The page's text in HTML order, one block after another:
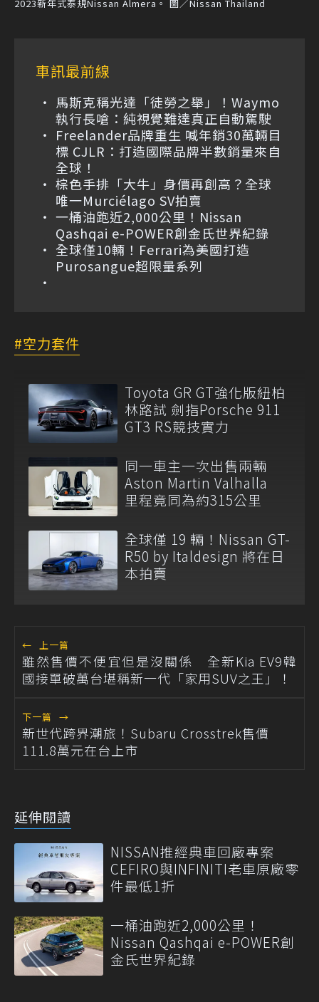
2023新年式泰規Nissan Almera。 圖／Nissan Thailand
車訊最前線
馬斯克稱光達「徒勞之舉」！Waymo
執行長嗆：純視覺難達真正自動駕駛
Freelander品牌重生 喊年銷30萬輛目
標 CJLR：打造國際品牌半數銷量來自
全球！
棕色手排「大牛」身價再創高？全球
唯一Murciélago SV拍賣
一桶油跑近2,000公里！Nissan
Qashqai e-POWER創金氏世界紀錄
全球僅10輛！Ferrari為美國打造
Purosangue超限量系列
空力套件
Toyota GR GT強化版紐柏
林路試 劍指Porsche 911
GT3 RS競技實力
同一車主一次出售兩輛
Aston Martin Valhalla
里程竟同為約315公里
全球僅 19 輛！Nissan GT-
R50 by Italdesign 將在日
本拍賣
← 上一篇
雖然售價不便宜但是沒關係 全新Kia EV9韓
國接單破萬台堪稱新一代「家用SUV之王」！
下一篇 →
新世代跨界潮旅！Subaru Crosstrek售價
111.8萬元在台上市
延伸閱讀
NISSAN推經典車回廠專案
CEFIRO與INFINITI老車原廠零
件最低1折
一桶油跑近2,000公里！
Nissan Qashqai e-POWER創
金氏世界紀錄